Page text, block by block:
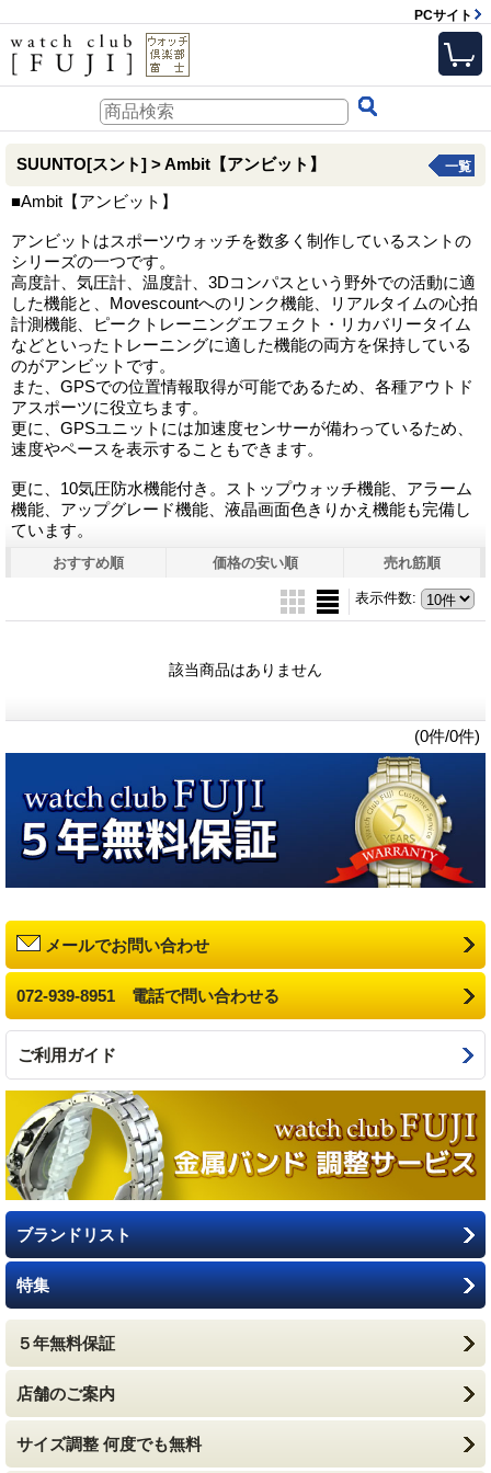
PCサイト
SUUNTO[スント] > Ambit【アンビット】
■Ambit【アンビット】
アンビットはスポーツウォッチを数多く制作しているスントの
シリーズの一つです。
高度計、気圧計、温度計、3Dコンパスという野外での活動に適
した機能と、Movescountへのリンク機能、リアルタイムの心拍
計測機能、ピークトレーニングエフェクト・リカバリータイム
などといったトレーニングに適した機能の両方を保持している
のがアンビットです。
また、GPSでの位置情報取得が可能であるため、各種アウトド
アスポーツに役立ちます。
更に、GPSユニットには加速度センサーが備わっているため、
速度やペースを表示することもできます。
更に、10気圧防水機能付き。ストップウォッチ機能、アラーム
機能、アップグレード機能、液晶画面色きりかえ機能も完備し
ています。
一覧
おすすめ順 価格の安い順 売れ筋順
表示件数:
該当商品はありません
(0件/0件)
メールでお問い合わせ
072-939-8951 電話で問い合わせる
ご利用ガイド
ブランドリスト
特集
５年無料保証
店舗のご案内
サイズ調整 何度でも無料